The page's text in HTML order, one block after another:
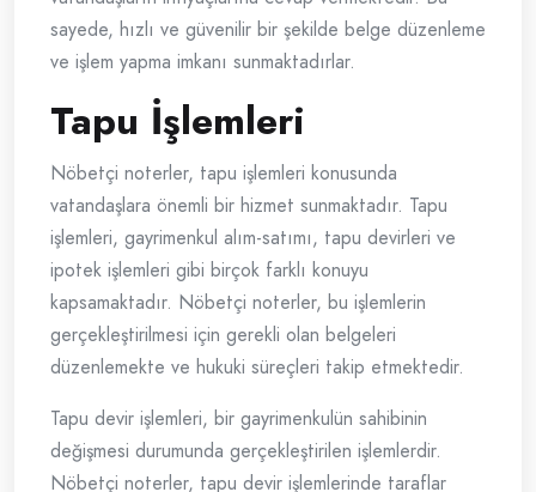
sayede, hızlı ve güvenilir bir şekilde belge düzenleme
ve işlem yapma imkanı sunmaktadırlar.
Tapu İşlemleri
Nöbetçi noterler, tapu işlemleri konusunda
vatandaşlara önemli bir hizmet sunmaktadır. Tapu
işlemleri, gayrimenkul alım-satımı, tapu devirleri ve
ipotek işlemleri gibi birçok farklı konuyu
kapsamaktadır. Nöbetçi noterler, bu işlemlerin
gerçekleştirilmesi için gerekli olan belgeleri
düzenlemekte ve hukuki süreçleri takip etmektedir.
Tapu devir işlemleri, bir gayrimenkulün sahibinin
değişmesi durumunda gerçekleştirilen işlemlerdir.
Nöbetçi noterler, tapu devir işlemlerinde taraflar